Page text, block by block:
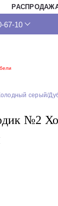
67-10
серый/
№2